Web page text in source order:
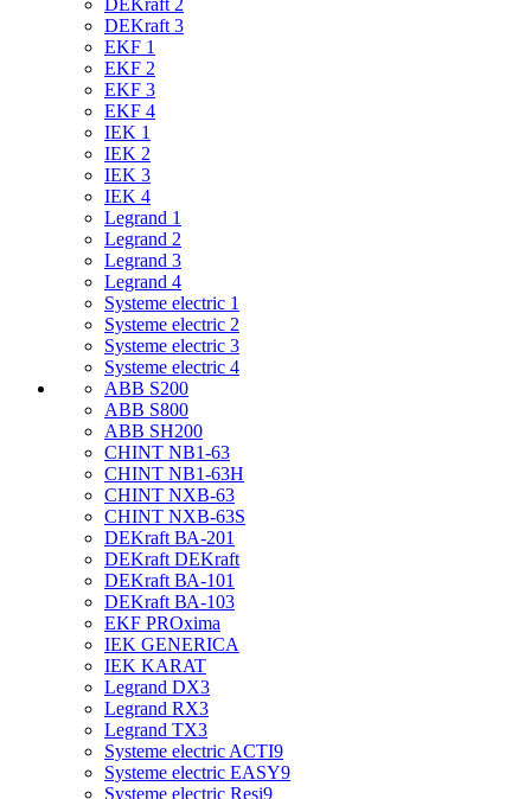
DEKraft 3
EKF 1
EKF 2
EKF 3
EKF 4
IEK 1
IEK 2
IEK 3
IEK 4
Legrand 1
Legrand 2
Legrand 3
Legrand 4
Systeme electric 1
Systeme electric 2
Systeme electric 3
Systeme electric 4
ABB S200
ABB S800
ABB SH200
CHINT NB1-63
CHINT NB1-63H
CHINT NXB-63
CHINT NXB-63S
DEKraft ВА-201
DEKraft DEKraft
DEKraft ВА-101
DEKraft ВА-103
EKF PROxima
IEK GENERICA
IEK KARAT
Legrand DX3
Legrand RX3
Legrand TX3
Systeme electric ACTI9
Systeme electric EASY9
Systeme electric Resi9